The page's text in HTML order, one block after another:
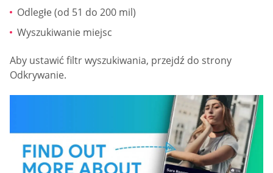
Odległe (od 51 do 200 mil)
Wyszukiwanie miejsc
Aby ustawić filtr wyszukiwania, przejdź do strony
Odkrywanie.